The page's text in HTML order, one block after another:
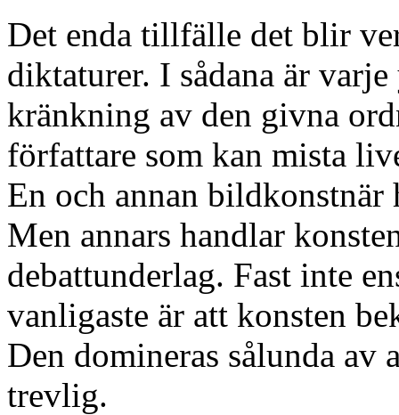
Det enda tillfälle det blir
diktaturer. I sådana är
kränkning av den givna
författare som kan mista
En och annan
Men annars handlar
debattunderlag. Fast inte
vanligaste är att konsten
Den domineras sålunda av
trevlig.